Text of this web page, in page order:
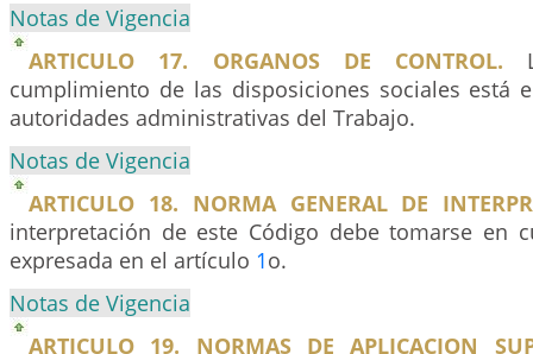
Notas de Vigencia
ARTICULO 17. ORGANOS DE CONTROL.
cumplimiento de las disposiciones sociales está
autoridades administrativas del Trabajo.
Notas de Vigencia
ARTICULO 18. NORMA GENERAL DE
interpretación de este Código debe tomarse en
expresada en el artículo 1o.
Notas de Vigencia
ARTICULO 19. NORMAS DE APLICACION